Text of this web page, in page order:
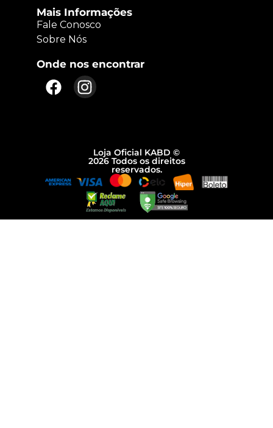
Mais Informações
Fale Conosco
Sobre Nós
Onde nos encontrar
Loja Oficial KABD ©
2026 Todos os direitos
reservados.